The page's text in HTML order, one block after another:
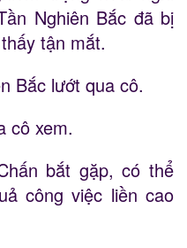
Nghiên Bắc đã bị
tận mắt.
Bắc lướt qua cô.
cô xem.
bắt gặp, có thể
công việc liền cao